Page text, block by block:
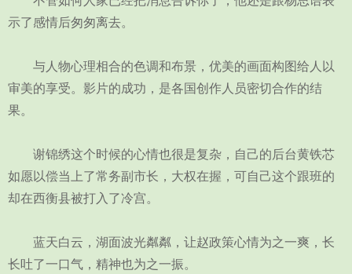
示了感情后匆匆离去。
与人物心理相合的色调和布景，优美的画面构图给人以
审美的享受。影片的成功，是各国创作人员密切合作的结
果。
谢锦绣这个时候的心情也很是复杂，自己的后台黄铁芯
如愿以偿当上了常务副市长，大权在握，可自己这个跟班的
却在西衡县被打入了冷宫。
蓝天白云，湖面波光粼粼，让赵政策心情为之一爽，长
长吐了一口气，精神也为之一振。